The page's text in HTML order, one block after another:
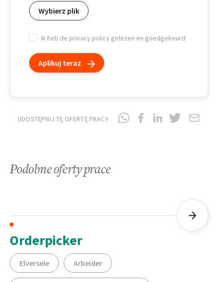
Wybierz plik
Ik heb de privacy policy gelezen en goedgekeurd
Aplikuj teraz
UDOSTĘPNIJ TĘ OFERTĘ PRACY
Podobne oferty prace
Orderpicker
Elversele Arbeider